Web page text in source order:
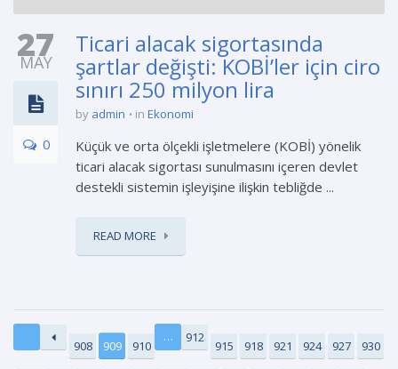
27
MAY
0
Ticari alacak sigortasında
şartlar değişti: KOBİ’ler için ciro
sınırı 250 milyon lira
by admin in Ekonomi
Küçük ve orta ölçekli işletmelere (KOBİ) yönelik
ticari alacak sigortası sunulmasını içeren devlet
destekli sistemin işleyişine ilişkin tebliğde ...
READ MORE
908 909 910
… 912
915 918 921 924 927 930